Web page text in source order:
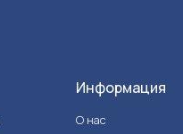
Информация
О нас